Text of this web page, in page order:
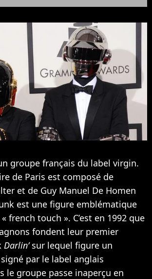
groupe français du label virgin.
de Paris est composé de
et de Guy Manuel De Homen
est une figure emblématique
french touch ». C’est en 1992 que
fondent leur premier
Darlin’sur lequel figure un
par le label anglais
le groupe passe inaperçu en